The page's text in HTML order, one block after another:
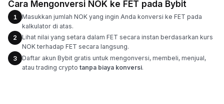
Cara Mengonversi NOK ke FET pada Bybit
1
Masukkan jumlah NOK yang ingin Anda konversi ke FET pada
kalkulator di atas.
2
Lihat nilai yang setara dalam FET secara instan berdasarkan kurs
NOK terhadap FET secara langsung.
3
Daftar akun Bybit gratis untuk mengonversi, membeli, menjual,
atau trading crypto tanpa biaya konversi.